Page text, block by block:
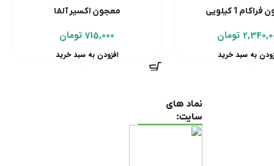
1 کیلویی
تومان
به سبد خرید
معجون اکسیر آلفا
715,000 تومان
افزودن به سبد خرید
نماد های
سایت: